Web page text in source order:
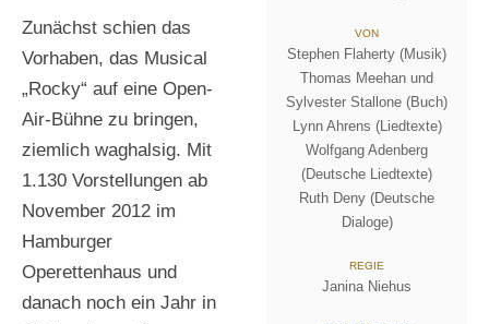
VON
Stephen Flaherty (Musik)
Thomas Meehan und
Sylvester Stallone (Buch)
Lynn Ahrens (Liedtexte)
Wolfgang Adenberg
(Deutsche Liedtexte)
Ruth Deny (Deutsche
Dialoge)
REGIE
Janina Niehus
Zunächst schien das
Vorhaben, das Musical
„Rocky“ auf eine Open-
Air-Bühne zu bringen,
ziemlich waghalsig. Mit
1.130 Vorstellungen ab
November 2012 im
Hamburger
Operettenhaus und
danach noch ein Jahr in